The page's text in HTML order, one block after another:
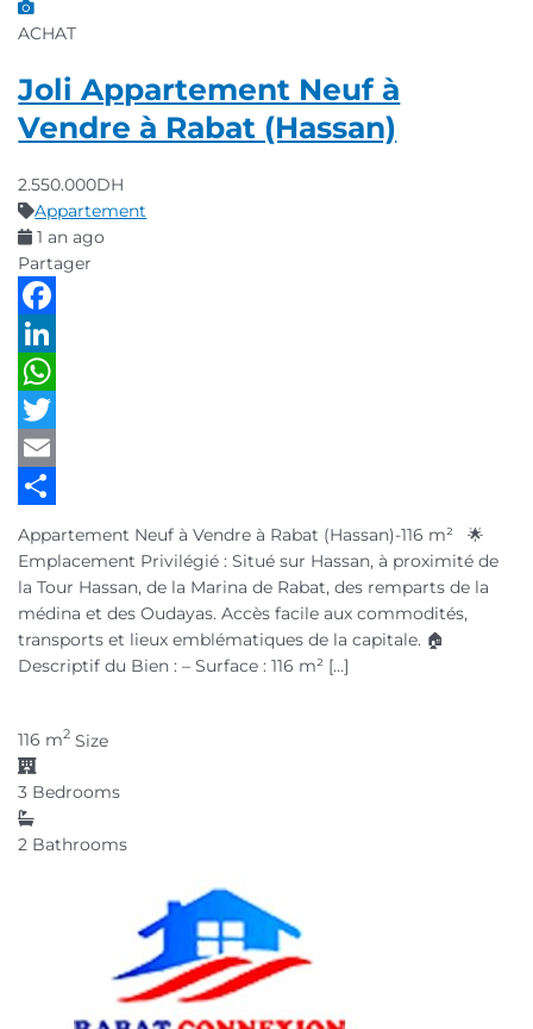
ACHAT
Joli Appartement Neuf à
Vendre à Rabat (Hassan)
2.550.000DH
Appartement
1 an ago
Partager
Facebook
LinkedIn
WhatsApp
Twitter
Email
Appartement Neuf à Vendre à Rabat (Hassan)-116 m² 🌟
Emplacement Privilégié : Situé sur Hassan, à proximité de
la Tour Hassan, de la Marina de Rabat, des remparts de la
médina et des Oudayas. Accès facile aux commodités,
transports et lieux emblématiques de la capitale. 🏠
Descriptif du Bien : – Surface : 116 m² […]
116 m2 Size
3 Bedrooms
2 Bathrooms